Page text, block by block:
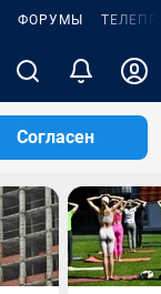
ФОРУМЫ
Согласен